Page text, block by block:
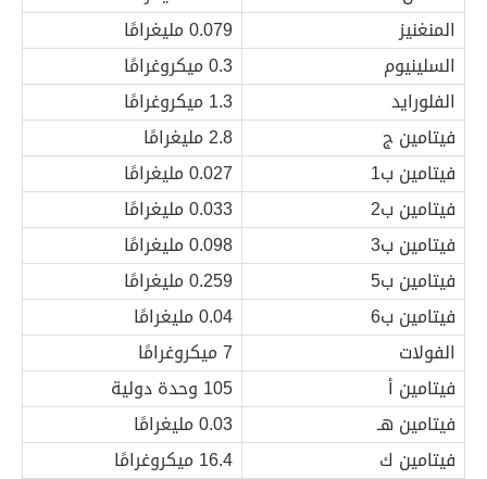
المنغنيز
0.079 مليغرامًا
السلينيوم
0.3 ميكروغرامًا
الفلورايد
1.3 ميكروغرامًا
فيتامين ج
2.8 مليغرامًا
فيتامين ب1
0.027 مليغرامًا
فيتامين ب2
0.033 مليغرامًا
فيتامين ب3
0.098 مليغرامًا
فيتامين ب5
0.259 مليغرامًا
فيتامين ب6
0.04 مليغرامًا
الفولات
7 ميكروغرامًا
فيتامين أ
105 وحدة دولية
فيتامين هـ
0.03 مليغرامًا
فيتامين ك
16.4 ميكروغرامًا